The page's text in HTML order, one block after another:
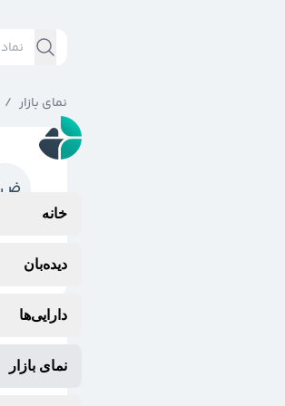
خانه
دیده‌بان
دارایی‌ها
نمای بازار
نمای بازار /
ض